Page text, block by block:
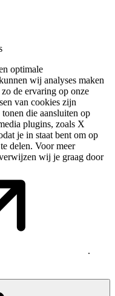
optimale
wij analyses maken
de ervaring op onze
van cookies zijn
die aansluiten op
plugins, zoals X
je in staat bent om op
delen. Voor meer
wij je graag door
.